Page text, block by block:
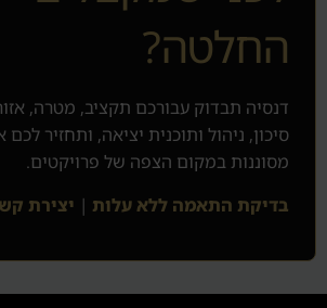
החלטה?
דנסיה תבדוק עבורכם תקציב, מטרה,
סיכון, ניהול ותוכנית יציאה, ותחזיר לכם
מסוננות במקום הצפה של פרויקטים.
בדיקת התאמה ללא עלות | יצירת